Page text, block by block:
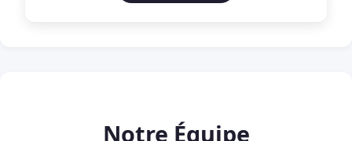
Notre Équipe